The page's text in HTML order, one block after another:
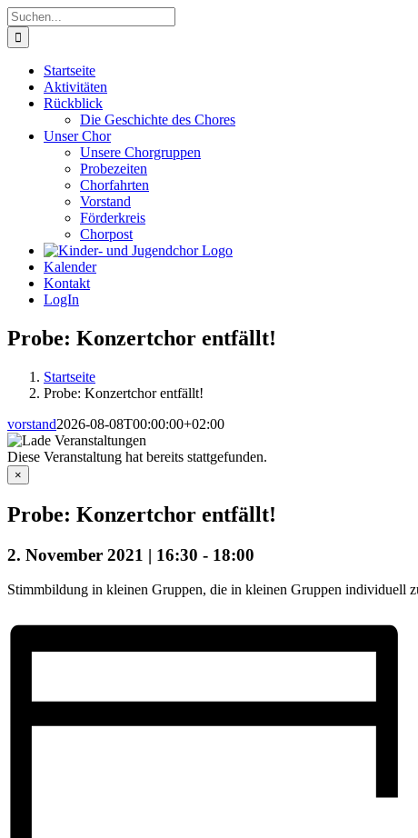
Zum
Inhalt
springen
Suche
nach:
Startseite
Aktivitäten
Rückblick
Die Geschichte des Chores
Unser Chor
Unsere Chorgruppen
Probezeiten
Chorfahrten
Vorstand
Förderkreis
Chorpost
Kalender
Kontakt
LogIn
Probe: Konzertchor entfällt!
Startseite
Probe: Konzertchor entfällt!
vorstand2026-08-08T00:00:00+02:00
Diese Veranstaltung hat bereits stattgefunden.
×
Probe: Konzertchor entfällt!
2. November 2021 | 16:30 - 18:00
Stimmbildung in kleinen Gruppen, die in kleinen Gruppen individuell